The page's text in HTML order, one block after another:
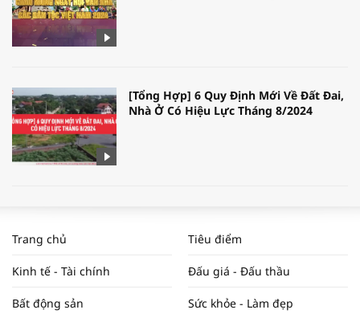
[Tổng Hợp] 6 Quy Định Mới Về Đất Đai,
Nhà Ở Có Hiệu Lực Tháng 8/2024
NAM NĂM 2024 VÀ NĂM 2025 | NHỊP
ĐẬP THỊ TRƯỜNG #62
Trang chủ Tiêu điểm
Kinh tế - Tài chính Đấu giá - Đấu thầu
Bất động sản Sức khỏe - Làm đẹp